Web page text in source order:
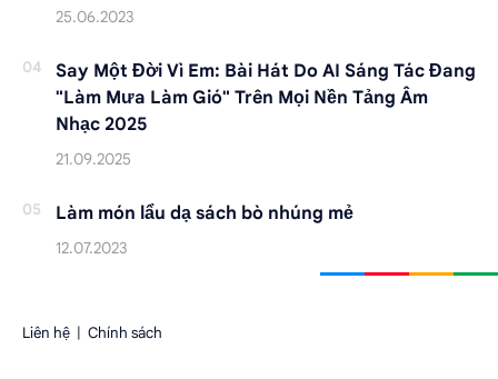
Say Một Đời Vì Em: Bài Hát Do AI Sáng Tác Đang
"Làm Mưa Làm Gió" Trên Mọi Nền Tảng Âm
Nhạc 2025
Làm món lẩu dạ sách bò nhúng mẻ
Liên hệ | Chính sách